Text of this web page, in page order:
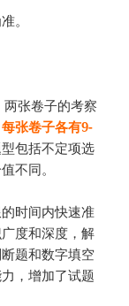
。
张卷子的考察
每张卷子各有9-
型包括不定项选
不同。
时间内快速准
度和深度，解
题和数字填空
，增加了试题